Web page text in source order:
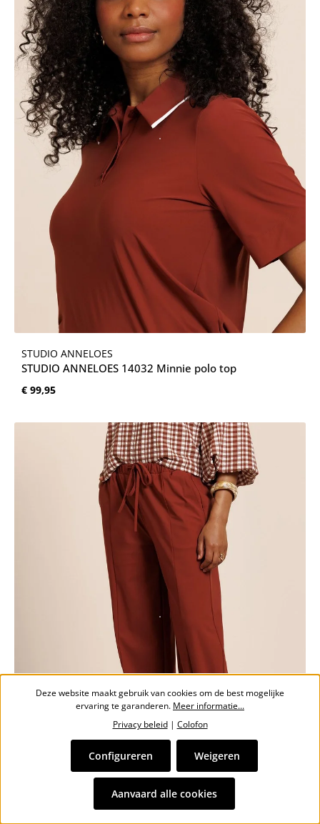
STUDIO ANNELOES
STUDIO ANNELOES 14032 Minnie polo top
Normale prijs:
€ 99,95
Deze website maakt gebruik van cookies om de best mogelijke
ervaring te garanderen. Meer informatie...
Privacy beleid| Colofon
Weigeren
Configureren
Aanvaard alle cookies